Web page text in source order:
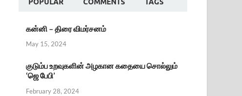
POPULAR COMMENTS TAGS
கன்னி – திரை விமர்சனம்
May 15, 2024
குடும்ப உறவுகளின் அழகான கதையை சொல்லும்
‘ஜெ பேபி’
February 28, 2024